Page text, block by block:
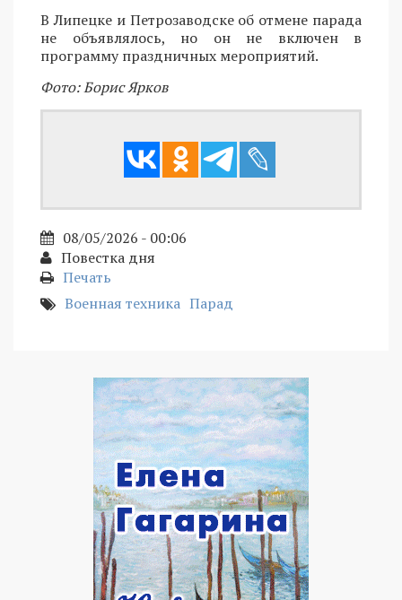
В Липецке и Петрозаводске об отмене парада
не объявлялось, но он не включен в
программу праздничных мероприятий.
Фото: Борис Ярков
08/05/2026 - 00:06
Повестка дня
Печать
Военная техника Парад